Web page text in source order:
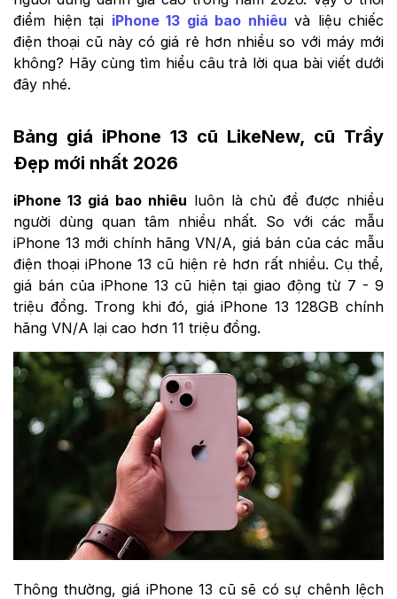
điểm hiện tại iPhone 13 giá bao nhiêu và liệu chiếc
điện thoại cũ này có giá rẻ hơn nhiều so với máy mới
không? Hãy cùng tìm hiểu câu trả lời qua bài viết dưới
đây nhé.
Bảng giá iPhone 13 cũ LikeNew, cũ Trầy
Đẹp mới nhất 2026
iPhone 13 giá bao nhiêu luôn là chủ đề được nhiều
người dùng quan tâm nhiều nhất. So với các mẫu
iPhone 13 mới chính hãng VN/A, giá bán của các mẫu
điện thoại iPhone 13 cũ hiện rẻ hơn rất nhiều. Cụ thể,
giá bán của iPhone 13 cũ hiện tại giao động từ 7 - 9
triệu đồng. Trong khi đó, giá iPhone 13 128GB chính
hãng VN/A lại cao hơn 11 triệu đồng.
Thông thường, giá iPhone 13 cũ sẽ có sự chênh lệch